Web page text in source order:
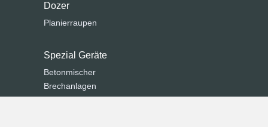
Dozer
Planierraupen
Spezial Geräte
Betonmischer
Brechanlagen
Grabenfräse